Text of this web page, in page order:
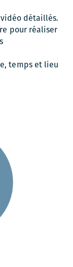
détaillés.
pour réaliser
temps et lieu